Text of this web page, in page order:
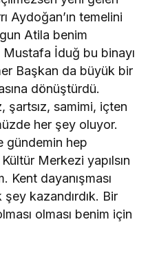
Aydoğan’ın temelini
Atila benim
Mustafa İduğ bu binayı
Başkan da büyük bir
dönüştürdü.
şartsız, samimi, içten
her şey oluyor.
gündemin hep
Merkezi yapılsın
dayanışması
kazandırdık. Bir
olması benim için